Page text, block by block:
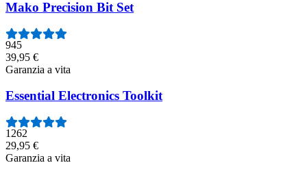
Mako Precision Bit Set
945
39,95 €
Garanzia a vita
Essential Electronics Toolkit
1262
29,95 €
Garanzia a vita